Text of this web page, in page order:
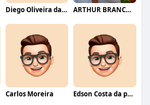
Diego Oliveira da Motta ARTHUR BRANCO FERNANDES
Carlos Moreira Edson Costa da paixão